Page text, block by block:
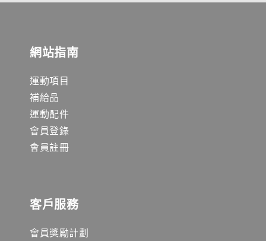
網站指南
運動項目
補給品
運動配件
會員登錄
會員註冊
客戶服務
會員獎勵計劃